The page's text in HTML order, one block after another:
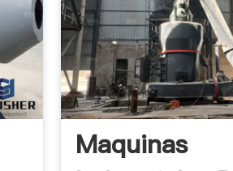
Maquinas